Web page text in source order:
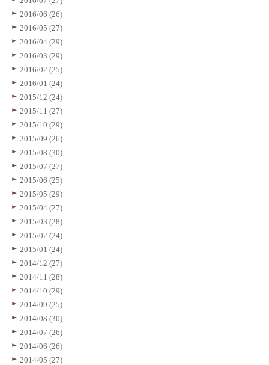
2016/06 (26)
2016/05 (27)
2016/04 (29)
2016/03 (29)
2016/02 (25)
2016/01 (24)
2015/12 (24)
2015/11 (27)
2015/10 (29)
2015/09 (26)
2015/08 (30)
2015/07 (27)
2015/06 (25)
2015/05 (29)
2015/04 (27)
2015/03 (28)
2015/02 (24)
2015/01 (24)
2014/12 (27)
2014/11 (28)
2014/10 (29)
2014/09 (25)
2014/08 (30)
2014/07 (26)
2014/06 (26)
2014/05 (27)